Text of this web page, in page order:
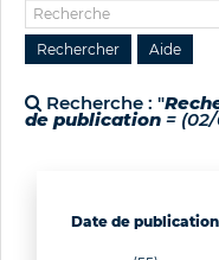
Recherche : "
de publication =
Date de publication